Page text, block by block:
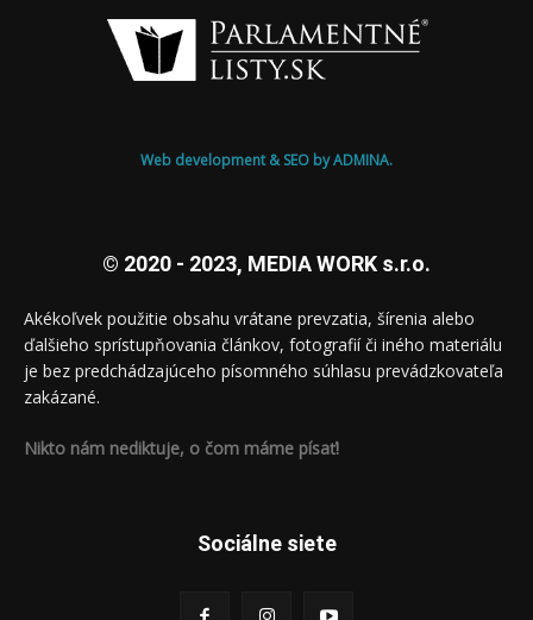
Web development & SEO by ADMINA.
© 2020 - 2023, MEDIA WORK s.r.o.
Akékoľvek použitie obsahu vrátane prevzatia, šírenia alebo
ďalšieho sprístupňovania článkov, fotografií či iného materiálu
je bez predchádzajúceho písomného súhlasu prevádzkovateľa
zakázané.
Nikto nám nediktuje, o čom máme písať!
Sociálne siete